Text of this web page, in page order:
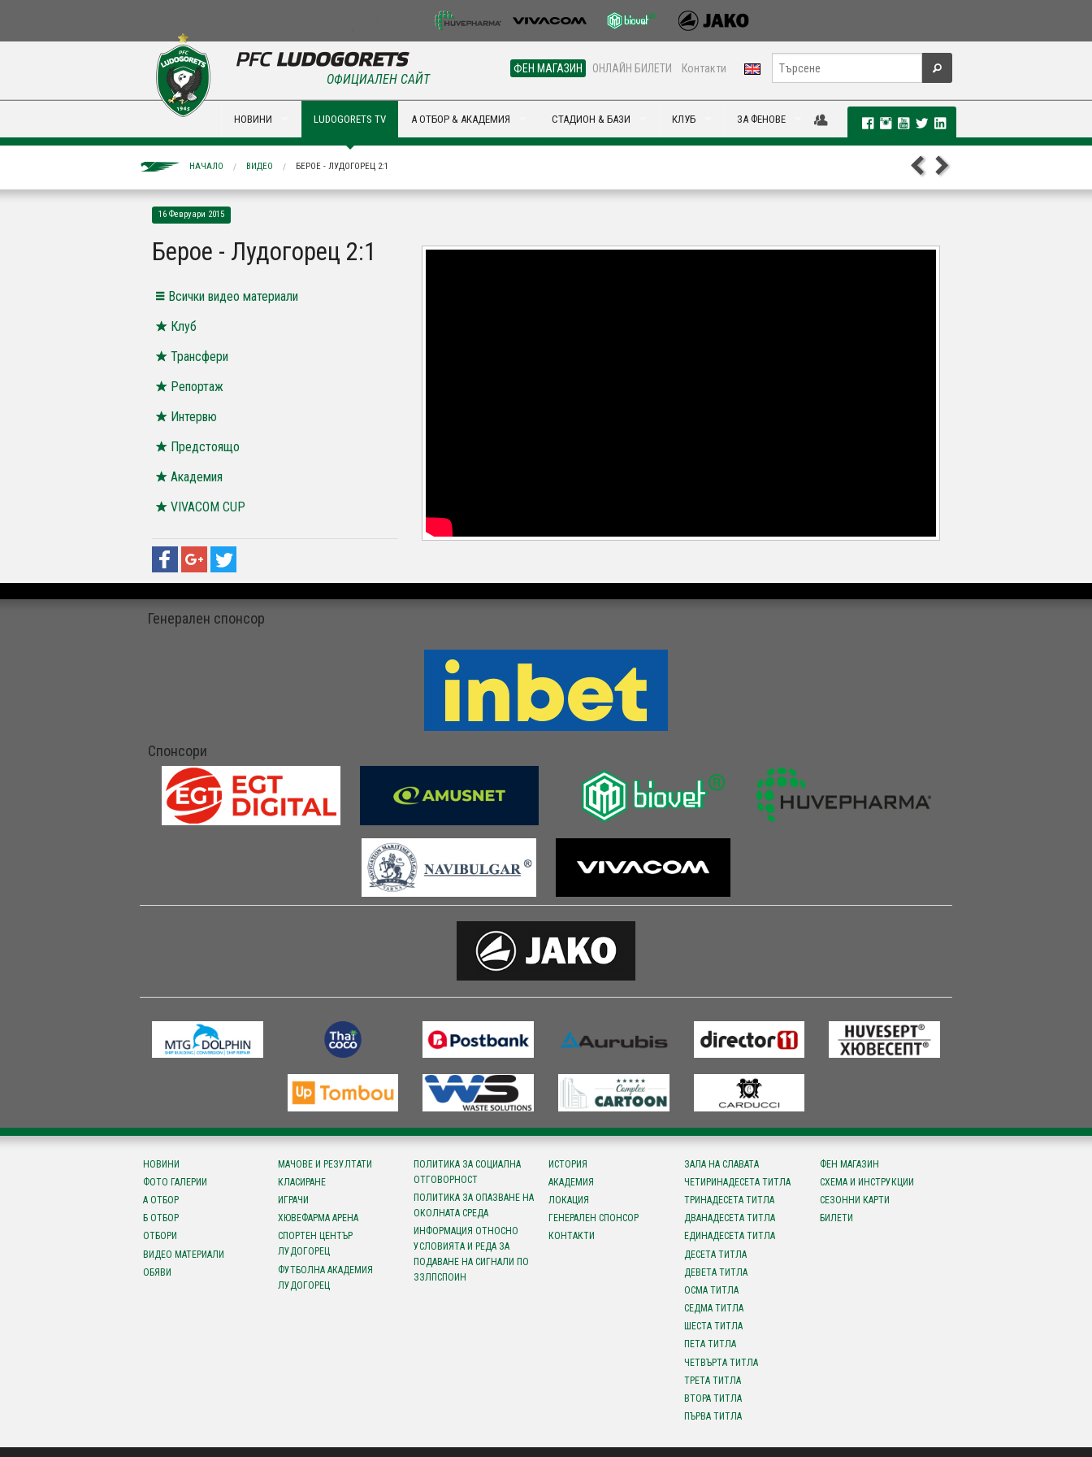
ФЕН МАГАЗИН ОНЛАЙН БИЛЕТИ Контакти
ОФИЦИАЛЕН САЙТ
НОВИНИ LUDOGORETS TV А ОТБОР & АКАДЕМИЯ СТАДИОН & БАЗИ КЛУБ ЗА ФЕНОВЕ
НАЧАЛО ВИДЕО БЕРОЕ - ЛУДОГОРЕЦ 2:1
16 Февруари 2015
Берое - Лудогорец 2:1
Всички видео материали
Клуб
Трансфери
Репортаж
Интервю
Предстоящо
Академия
VIVACOM CUP
Генерален спонсор
Спонсори
НОВИНИ
ФОТО ГАЛЕРИИ
А ОТБОР
Б ОТБОР
ОТБОРИ
ВИДЕО МАТЕРИАЛИ
ОБЯВИ
МАЧОВЕ И РЕЗУЛТАТИ
КЛАСИРАНЕ
ИГРАЧИ
ХЮВЕФАРМА АРЕНА
СПОРТЕН ЦЕНТЪР
ЛУДОГОРЕЦ
ФУТБОЛНА АКАДЕМИЯ
ЛУДОГОРЕЦ
ПОЛИТИКА ЗА СОЦИАЛНА
ОТГОВОРНОСТ
ПОЛИТИКА ЗА ОПАЗВАНЕ НА
ОКОЛНАТА СРЕДА
ИНФОРМАЦИЯ ОТНОСНО
УСЛОВИЯТА И РЕДА ЗА
ПОДАВАНЕ НА СИГНАЛИ ПО
ЗЗЛПСПОИН
ИСТОРИЯ
АКАДЕМИЯ
ЛОКАЦИЯ
ГЕНЕРАЛЕН СПОНСОР
КОНТАКТИ
ЗАЛА НА СЛАВАТА
ЧЕТИРИНАДЕСЕТА ТИТЛА
ТРИНАДЕСЕТА ТИТЛА
ДВАНАДЕСЕТА ТИТЛА
ЕДИНАДЕСЕТА ТИТЛА
ДЕСЕТА ТИТЛА
ДЕВЕТА ТИТЛА
ОСМА ТИТЛА
СЕДМА ТИТЛА
ШЕСТА ТИТЛА
ПЕТА ТИТЛА
ЧЕТВЪРТА ТИТЛА
ТРЕТА ТИТЛА
ВТОРА ТИТЛА
ПЪРВА ТИТЛА
ФЕН МАГАЗИН
СХЕМА И ИНСТРУКЦИИ
СЕЗОННИ КАРТИ
БИЛЕТИ